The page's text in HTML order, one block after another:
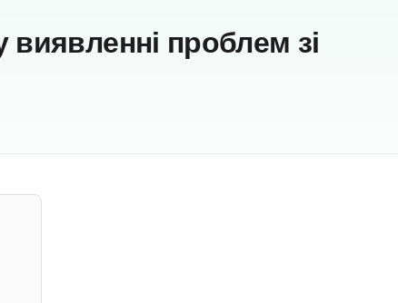
проблем зі